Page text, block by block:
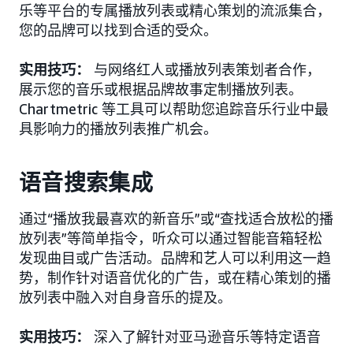
乐等平台的专属播放列表或精心策划的流派集合，
您的品牌可以找到合适的受众。
实用技巧：
与网络红人或播放列表策划者合作，
展示您的音乐或根据品牌故事定制播放列表。
Chartmetric 等工具可以帮助您追踪音乐行业中最
具影响力的播放列表推广机会。
语音搜索集成
通过“播放我最喜欢的新音乐”或“查找适合放松的播
放列表”等简单指令，听众可以通过智能音箱轻松
发现曲目或广告活动。品牌和艺人可以利用这一趋
势，制作针对语音优化的广告，或在精心策划的播
放列表中融入对自身音乐的提及。
实用技巧：
深入了解针对亚马逊音乐等特定语音